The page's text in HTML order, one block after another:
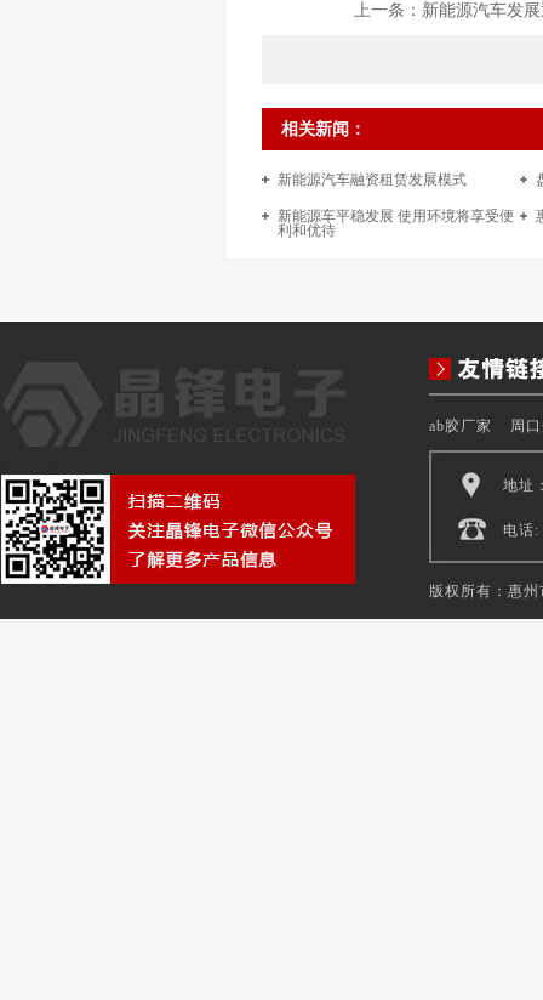
上一条： 新能源汽车发
相关新闻：
新能源汽车融资租赁发展模式
新能源车平稳发展 使用环境将享受便
利和优待
ab胶厂家 周
地址
电话
版权所有：惠